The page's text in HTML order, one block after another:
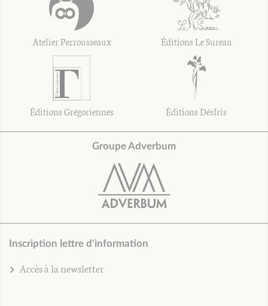
Atelier Perrousseaux Éditions Le Sureau
Éditions Grégoriennes Éditions DésIris
Groupe Adverbum
Inscription lettre d'information
Accès à la newsletter